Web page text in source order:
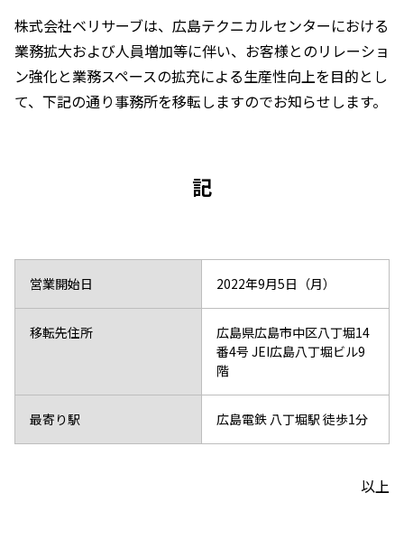
株式会社ベリサーブは、広島テクニカルセンターにおける
業務拡大および人員増加等に伴い、お客様とのリレーショ
ン強化と業務スペースの拡充による生産性向上を目的とし
て、下記の通り事務所を移転しますのでお知らせします。
記
営業開始日 2022年9月5日（月）
移転先住所
広島県広島市中区八丁堀14
番4号 JEI広島八丁堀ビル9
階
最寄り駅 広島電鉄 八丁堀駅 徒歩1分
以上